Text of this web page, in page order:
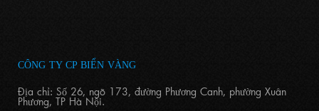
CÔNG TY CP BIỂN VÀNG
Địa chỉ: Số 26, ngõ 173, đường Phương Canh, phường Xuân
Phương, TP Hà Nội.